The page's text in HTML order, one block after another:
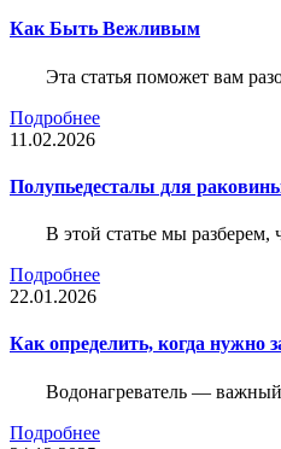
Как Быть Вежливым
Эта статья поможет вам
Подробнее
11.02.2026
Полупьедесталы для
В этой статье мы разберем,
Подробнее
22.01.2026
Как определить, когда нужно
Водонагреватель — важный
Подробнее